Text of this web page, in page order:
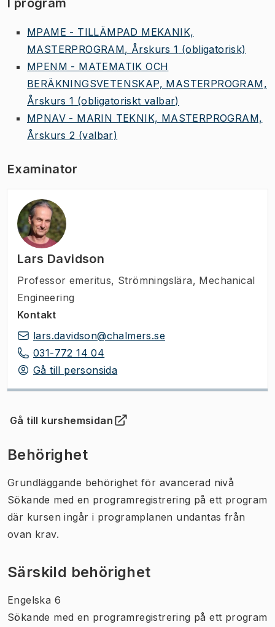
MPAME - TILLÄMPAD MEKANIK,
MASTERPROGRAM, Årskurs 1 (obligatorisk)
MPENM - MATEMATIK OCH
BERÄKNINGSVETENSKAP, MASTERPROGRAM,
Årskurs 1 (obligatoriskt valbar)
MPNAV - MARIN TEKNIK, MASTERPROGRAM,
Årskurs 2 (valbar)
Examinator
Lars Davidson
Professor emeritus, Strömningslära, Mechanical
Engineering
Kontakt
lars.davidson@chalmers.se
031-772 14 04
Gå till personsida
Gå till kurshemsidan
(Öppnas i ny flik)
Behörighet
Grundläggande behörighet för avancerad nivå
Sökande med en programregistrering på ett program
där kursen ingår i programplanen undantas från
ovan krav.
Särskild behörighet
Engelska 6
Sökande med en programregistrering på ett program